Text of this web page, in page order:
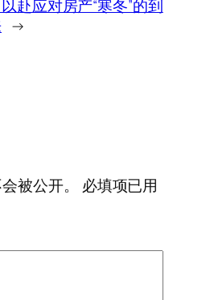
赴应对房产“寒冬”的到
→
被公开。
必填项已用